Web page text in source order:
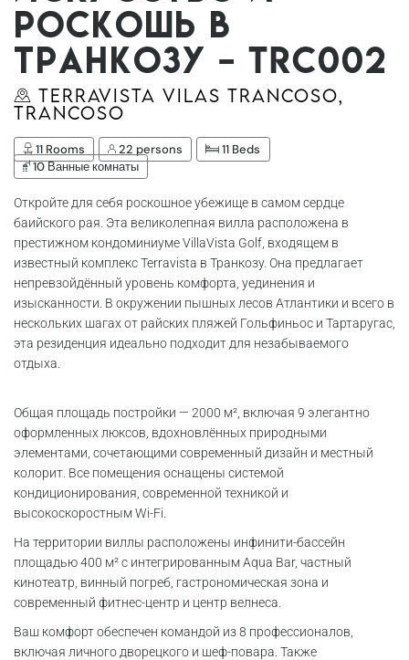
роскошь в
Транкозу – Trc002
Terravista Vilas Trancoso,
Trancoso
11 Rooms 22 persons
11 Beds
10 Ванные комнаты
Откройте для себя роскошное убежище в самом сердце
баийского рая. Эта великолепная вилла расположена в
престижном кондоминиуме VillaVista Golf, входящем в
известный комплекс Terravista в Транкозу. Она предлагает
непревзойдённый уровень комфорта, уединения и
изысканности. В окружении пышных лесов Атлантики и всего в
нескольких шагах от райских пляжей Гольфиньос и Тартаругас,
эта резиденция идеально подходит для незабываемого
отдыха.
Общая площадь постройки — 2000 м², включая 9 элегантно
оформленных люксов, вдохновлённых природными
элементами, сочетающими современный дизайн и местный
колорит. Все помещения оснащены системой
кондиционирования, современной техникой и
высокоскоростным Wi-Fi.
На территории виллы расположены инфинити-бассейн
площадью 400 м² с интегрированным Aqua Bar, частный
кинотеатр, винный погреб, гастрономическая зона и
современный фитнес-центр и центр велнеса.
Ваш комфорт обеспечен командой из 8 профессионалов,
включая личного дворецкого и шеф-повара. Также